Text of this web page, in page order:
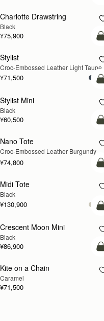
Charlotte Drawstring
Black
¥75,900
新登場
Stylist
Croc-Embossed Leather Light Taupe
¥71,500
Stylist Mini
Black
¥60,500
Nano Tote
Croc-Embossed Leather Burgundy
¥74,800
Midi Tote
Black
¥130,900
Crescent Moon Mini
Black
¥86,900
新登場
Kite on a Chain
Caramel
¥71,500